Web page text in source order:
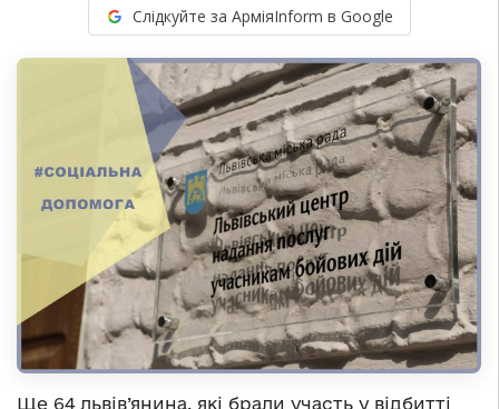
Слідкуйте за АрміяInform в Google
Ще 64 львів’янина, які брали участь у відбитті